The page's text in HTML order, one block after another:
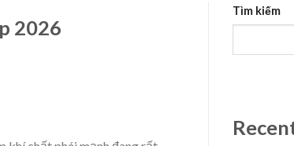
2026
Tìm kiếm